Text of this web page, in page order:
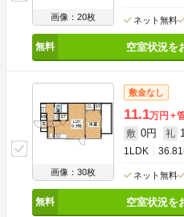
画像：20枚 ネット無料
空室状況を
画像：30枚
敷金なし
11.1万円
敷 0円 礼
1LDK
ネット無料
空室状況を